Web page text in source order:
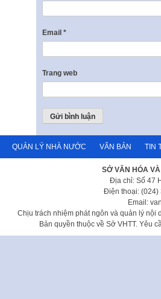
Email *
Trang web
QUẢN LÝ NHÀ NƯỚC VĂN BẢN TIN
SỞ VĂN HÓA
Địa chỉ: Số 47
Điện thoại: (024)
Email:
Chịu trách nhiệm phát ngôn và quản lý nội
Bản quyền thuộc về Sở VHTT. Yêu